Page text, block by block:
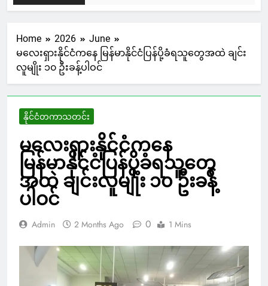
21 Hours Ago
Home 2026
June
မလေးရှားနိုင်ငံကနေ မြန်မာနိုင်ငံပြန်ပို့ခံရသူတွေအထဲ ချင်း
လူမျိုး ၁၀ ဦးခန့်ပါဝင်
နိုင်ငံတကာသတင်း
မလေးရှားနိုင်ငံကနေ
မြန်မာနိုင်ငံပြန်ပို့ခံရသူတွေ
အထဲ ချင်းလူမျိုး ၁၀ ဦးခန့်
ပါဝင်
Admin 2 Months Ago 0 1 Mins